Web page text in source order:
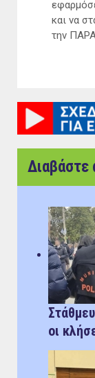
και να
την
Διαβάστε
οι